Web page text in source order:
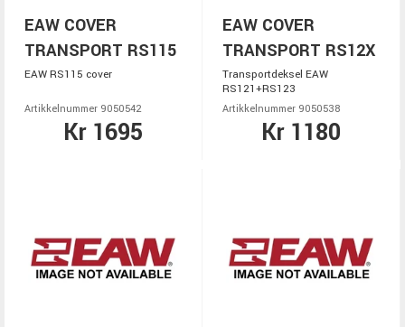
EAW COVER
TRANSPORT RS115
EAW RS115 cover
Artikkelnummer 9050542
Kr 1695
EAW COVER
TRANSPORT RS12X
Transportdeksel EAW
RS121+RS123
Artikkelnummer 9050538
Kr 1180